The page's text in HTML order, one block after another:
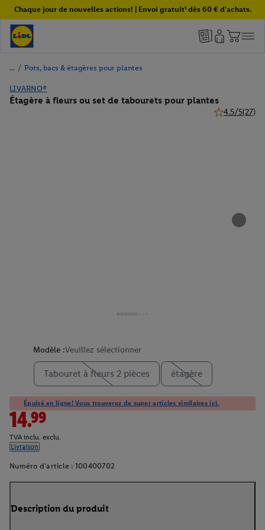
Chaque jour de nouvelles actions! | Envoi gratuit¹ dès 60 € d'achats.
/ Pots, bacs & étagères pour plantes
LIVARNO®
Étagère à fleurs ou set de tabourets pour plantes
4.5/5(27)
Modèle :Veuillez sélectionner
Tabouret à fleurs 2 pièces étagère
Épuisé en ligne! Vous trouverez de super articles similaires ici.
14.99
TVA inclu. exclu.
Livraison
Numéro d'article : 100400702
Description du produit